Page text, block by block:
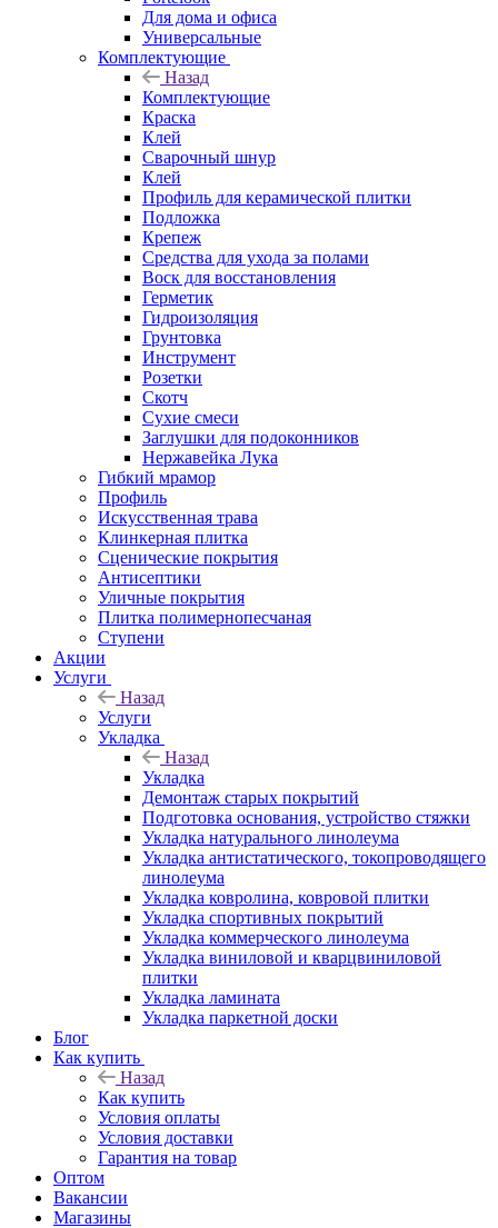
Для дома и офиса
Универсальные
Комплектующие
Назад
Комплектующие
Краска
Клей
Сварочный шнур
Клей
Профиль для керамической плитки
Подложка
Крепеж
Средства для ухода за полами
Воск для восстановления
Герметик
Гидроизоляция
Грунтовка
Инструмент
Розетки
Скотч
Сухие смеси
Заглушки для подоконников
Нержавейка Лука
Гибкий мрамор
Профиль
Искусственная трава
Клинкерная плитка
Сценические покрытия
Антисептики
Уличные покрытия
Плитка полимернопесчаная
Ступени
Акции
Услуги
Назад
Услуги
Укладка
Назад
Укладка
Демонтаж старых покрытий
Подготовка основания, устройство стяжки
Укладка натурального линолеума
Укладка антистатического, токопроводящего
линолеума
Укладка ковролина, ковровой плитки
Укладка спортивных покрытий
Укладка коммерческого линолеума
Укладка виниловой и кварцвиниловой
плитки
Укладка ламината
Укладка паркетной доски
Блог
Как купить
Назад
Как купить
Условия оплаты
Условия доставки
Гарантия на товар
Оптом
Вакансии
Магазины